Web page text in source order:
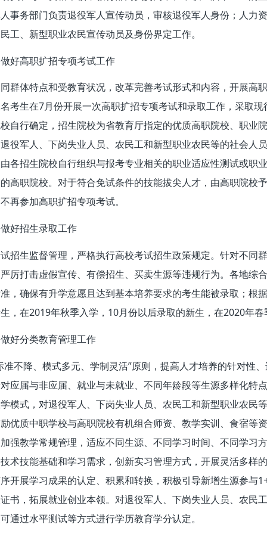
事务部门负责退役军人宣传动员，审核退役军人身份；人力
工、新型职业农民宣传动员及身份界定工作。
好高职扩招专项考试工作
群体特点和受教育状况，改革完善考试形式和内容，开展高
考生在7月份开展一次高职扩招专项考试和录取工作，采取
自行确定，招生院校为省教育厅指定的优质高职院校、职业
役军人、下岗失业人员、农民工和新型职业农民等的社会人
各招生院校自行组织与报考专业相关的职业适应性测试或职
高职院校。对于符合免试条件的技能拔尖人才，由高职院校
再参加高职扩招专项考试。
好招生录取工作
招生监督管理，严格执行高校考试招生政策规定。针对不同
厉打击虚假宣传、有偿招生、买卖生源等违规行为。各地综
，确保有升学意愿且达到基本培养要求的考生能被录取；根
，在2019年秋季入学，10月份以后录取的新生，在2020年春
好分类教育管理工作
准不降、模式多元、学制灵活”原则，提高人才培养的针对性
应届与非应届、就业与未就业、不同年龄段等生源多样化特
模式，对退役军人、下岗失业人员、农民工和新型职业农民
优质中职学校与高职院校有机组合师资、教学实训、食宿等
强教学常规管理，适应不同生源、不同学习时间、不同学习
术技能基础和学习需求，创新实习管理方式，开展灵活多样
开展学习成果的认定、积累和转换，积极引导新增生源参与
书，拓展就业创业本领。对退役军人、下岗失业人员、农民
通过水平测试等方式进行学历教育学分认定。